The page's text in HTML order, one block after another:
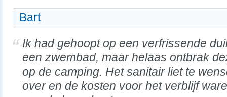
Bart
Ik had gehoopt op een verfrissende
een zwembad, maar helaas ontbrak
op de camping. Het sanitair liet te
over en de kosten voor het verblijf